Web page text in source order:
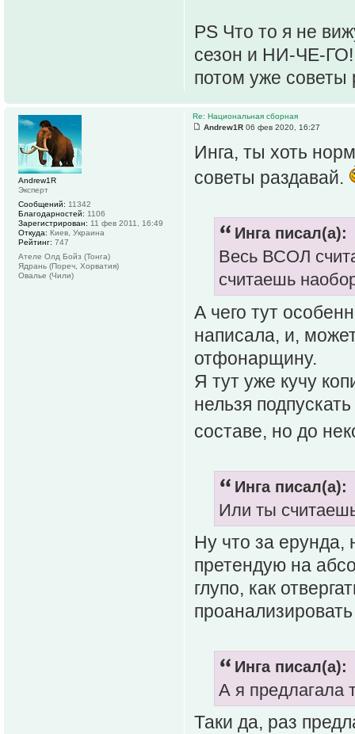
PS Что то я не
сезон и НИ-ЧЕ-
потом уже советы
Re: Национальная сборная
Andrew1R 06 фев 2020, 16:27
Инга, ты хоть
советы раздавай.
Инга писал(а):
Весь ВСОЛ
считаешь
А чего тут
написала, и,
отфонарщину.
Я тут уже кучу
нельзя
составе, но до
Инга писал(а):
Или ты
Ну что за ерунда,
претендую на
глупо, как
проанализировать
Инга писал(а):
А я предлагала
Таки да, раз
Andrew1R
Эксперт
Сообщений: 11342
Благодарностей: 1106
Зарегистрирован: 11 фев 2011, 16:49
Откуда: Киев, Украина
Рейтинг: 747
Ателе Олд Бойз (Тонга)
Ядрань (Пореч, Хорватия)
Овалье (Чили)